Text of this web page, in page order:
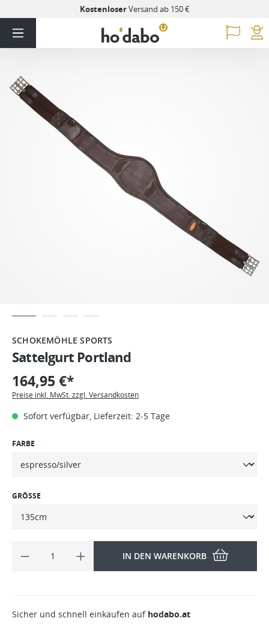
KostenloserVersand ab 150 €
SCHOKEMÖHLE SPORTS
Sattelgurt Portland
164,95 €*
Preise inkl. MwSt. zzgl. Versandkosten
Sofort verfügbar, Lieferzeit: 2-5 Tage
FARBE
GRÖSSE
IN DEN WARENKORB
Sicher und schnell einkaufen auf hodabo.at